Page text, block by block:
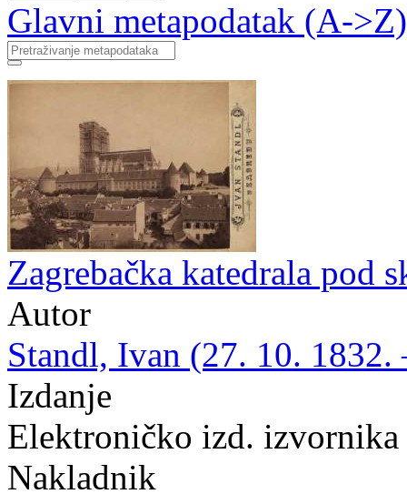
Glavni metapodatak (A->Z)
Zagrebačka katedrala pod
Autor
Standl, Ivan (27. 10. 1832.
Izdanje
Elektroničko izd.
Nakladnik